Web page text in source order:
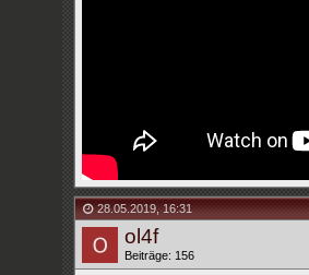
28.05.2019,16:31
ol4f
Beiträge: 156